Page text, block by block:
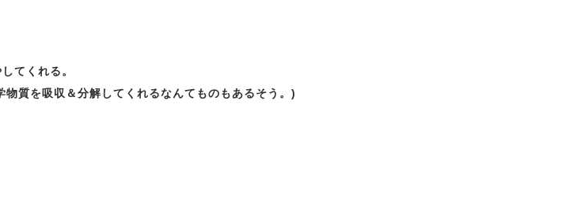
てくれる。
質を吸収＆分解してくれるなんてものもあるそう。)